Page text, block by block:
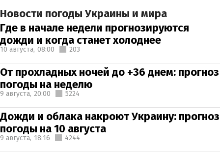
Новости погоды Украины и мира
Где в начале недели прогнозируются
дожди и когда станет холоднее
10 августа, 08:00 203
От прохладных ночей до +36 днем: прогноз
погоды на неделю
9 августа, 20:00 5224
Дожди и облака накроют Украину: прогноз
погоды на 10 августа
9 августа, 18:16 4244